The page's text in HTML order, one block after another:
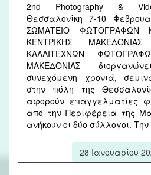
2nd Photography &
Θεσσαλονίκη 7-10
ΣΩΜΑΤΕΙΟ ΦΩΤΟΓΡΑΦΩΝ
ΚΕΝΤΡΙΚΗΣ
ΚΑΛΛΙΤΕΧΝΩΝ
ΜΑΚΕΔΟΝΙΑΣ
συνεχόμενη χρονιά,
στην πόλη της
αφορούν επαγγελματίες
από την Περιφέρεια της
ανήκουν οι δύο σύλλογοι.
28 Ιανουαρίου